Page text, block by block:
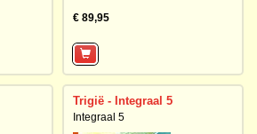
€ 89,95
Trigië - Integraal 5
Integraal 5